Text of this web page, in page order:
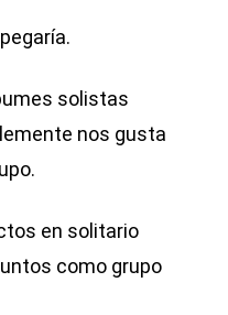
solistas
nos gusta
en solitario
como grupo